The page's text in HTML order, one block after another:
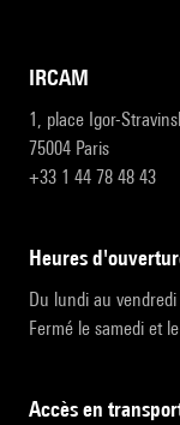
IRCAM
1, place Igor-
75004 Paris
+33 1 44 78 48 43
heures
Du lundi au
Fermé le samedi et
accès en